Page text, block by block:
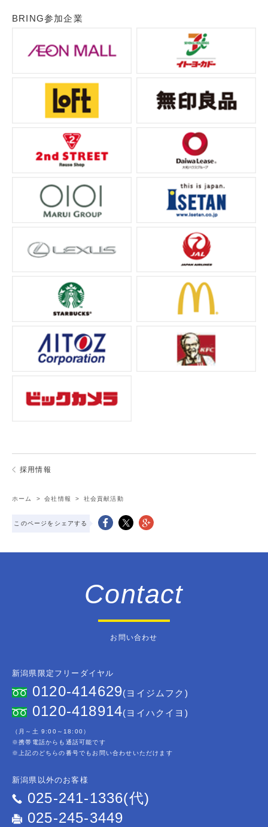
BRING参加企業
採用情報
ホーム > 会社情報 > 社会貢献活動
このページをシェアする
Contact
お問い合わせ
新潟県限定フリーダイヤル
0120-414629(ヨイジムフク)
0120-418914(ヨイハクイヨ)
（月～土 9:00～18:00）
※携帯電話からも通話可能です
※上記のどちらの番号でもお問い合わせいただけます
新潟県以外のお客様
025-241-1336(代)
025-245-3449